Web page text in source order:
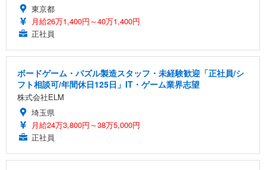
東京都
月給26万1,400円～40万1,400円
正社員
ボードゲーム・パズル製造スタッフ・未経験歓迎「正社員/シ
フト相談可/年間休日125日」IT・ゲーム業界志望
株式会社ELM
埼玉県
月給24万3,800円～38万5,000円
正社員